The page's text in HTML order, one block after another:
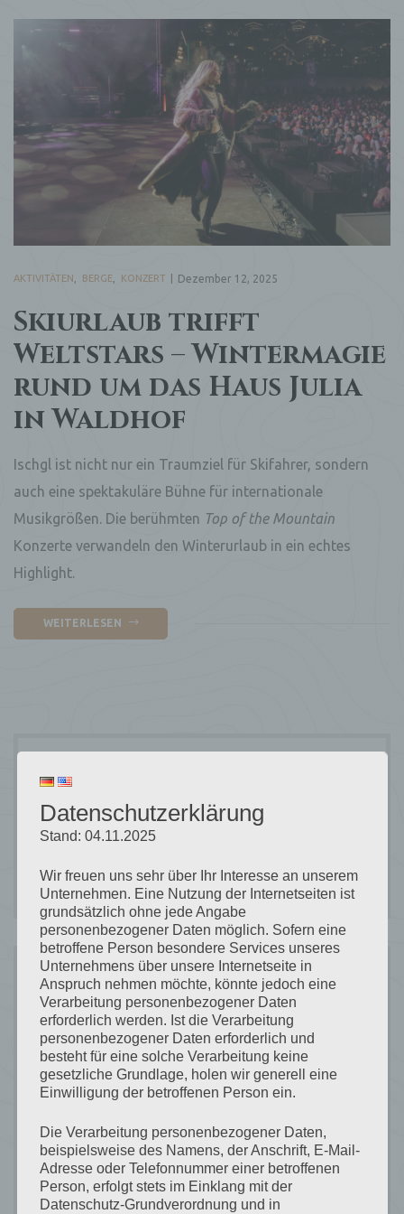
Skiurlaub trifft
Weltstars – Wintermagie
rund um das Haus Julia
in Waldhof
AKTIVITÄTEN BERGE KONZERT Dezember 12, 2025
Ischgl ist nicht nur ein Traumziel für Skifahrer, sondern
auch eine spektakuläre Bühne für internationale
Musikgrößen. Die berühmten Top of the Mountain
Konzerte verwandeln den Winterurlaub in ein echtes
Highlight.
WEITERLESEN
Suchen
Recent
Posts
Formen in Weiß & LEGO‑Abenteuer am
Pardatschgrat – Ein Winterhighlight für
Kinder in Ischgl
Datenschutzerklärung
Stand: 04.11.2025
Wir freuen uns sehr über Ihr Interesse an unserem
Unternehmen. Eine Nutzung der Internetseiten ist
grundsätzlich ohne jede Angabe
personenbezogener Daten möglich. Sofern eine
betroffene Person besondere Services unseres
Unternehmens über unsere Internetseite in
Anspruch nehmen möchte, könnte jedoch eine
Verarbeitung personenbezogener Daten
erforderlich werden. Ist die Verarbeitung
personenbezogener Daten erforderlich und
besteht für eine solche Verarbeitung keine
gesetzliche Grundlage, holen wir generell eine
Einwilligung der betroffenen Person ein.
Die Verarbeitung personenbezogener Daten,
beispielsweise des Namens, der Anschrift, E-Mail-
Adresse oder Telefonnummer einer betroffenen
Person, erfolgt stets im Einklang mit der
Datenschutz-Grundverordnung und in